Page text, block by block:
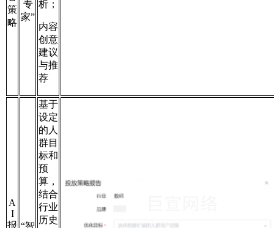
策
略
专
家”
析；
内容
创意
建议
与推
荐
A
I
报 “智
基于
设定
的人
群目
标和
预
算，
结合
行业
历史